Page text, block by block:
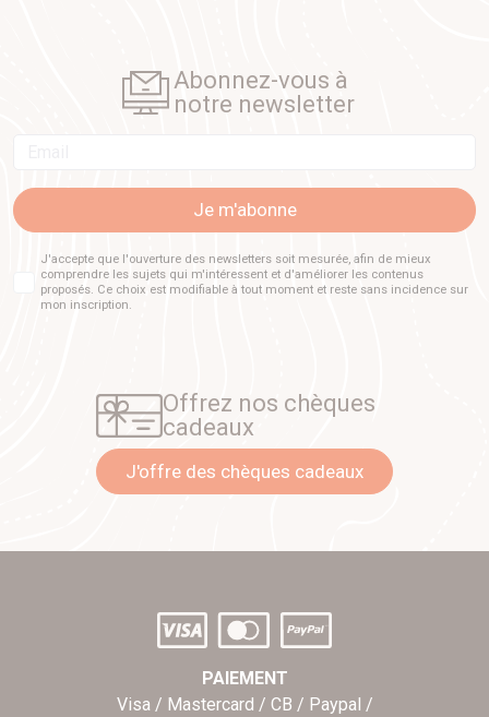
Abonnez-vous à
notre newsletter
Je m'abonne
J'accepte que l'ouverture des newsletters soit mesurée, afin de mieux
comprendre les sujets qui m'intéressent et d'améliorer les contenus
proposés. Ce choix est modifiable à tout moment et reste sans incidence sur
mon inscription.
Offrez nos chèques
cadeaux
J'offre des chèques cadeaux
PAIEMENT
Visa / Mastercard / CB / Paypal /